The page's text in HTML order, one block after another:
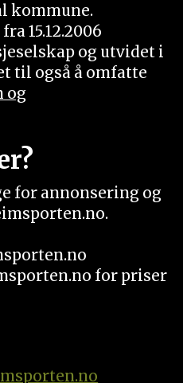
kommune.
15.12.2006
og utvidet i
til også å omfatte
og
for annonsering og
for priser